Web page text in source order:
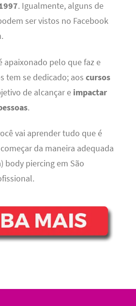
. Igualmente, alguns de
ser vistos no Facebook
apaixonado pelo que faz e
tem se dedicado; aos cursos
de alcançar e impactar
.
vai aprender tudo que é
da maneira adequada
body piercing em São